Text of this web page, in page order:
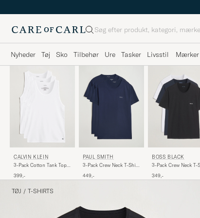
Søg
Nyheder Tøj Sko Tilbehør Ure Tasker Livsstil Mærker
CALVIN KLEIN
3-Pack Cotton Tank Top
399,-
PAUL SMITH
3-Pack Crew Neck T-Shirt
449,-
BOSS BLACK
3-Pack Crew Neck T-
349,-
TØJ / T-SHIRTS